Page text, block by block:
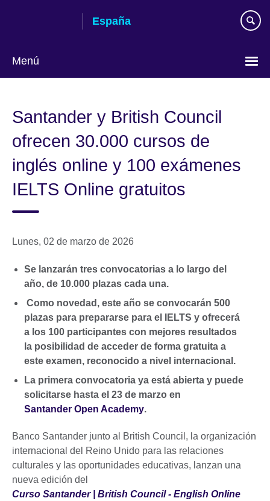
España
Menú
Santander y British Council
ofrecen 30.000 cursos de
inglés online y 100 exámenes
IELTS Online gratuitos
Lunes, 02 de marzo de 2026
Se lanzarán tres convocatorias a lo largo del
año, de 10.000 plazas cada una.
Como novedad, este año se convocarán 500
plazas para prepararse para el IELTS y ofrecerá
a los 100 participantes con mejores resultados
la posibilidad de acceder de forma gratuita a
este examen, reconocido a nivel internacional.
La primera convocatoria ya está abierta y puede
solicitarse hasta el 23 de marzo en
Santander Open Academy.
Banco Santander junto al British Council, la organización
internacional del Reino Unido para las relaciones
culturales y las oportunidades educativas, lanzan una
nueva edición del
Curso Santander | British Council - English Online